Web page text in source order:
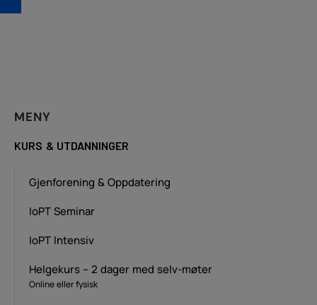
MENY
KURS & UTDANNINGER
Gjenforening & Oppdatering
IoPT Seminar
IoPT Intensiv
Helgekurs – 2 dager med selv-møter
Online eller fysisk